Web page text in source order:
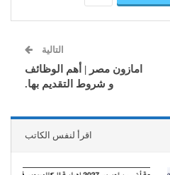
التالية
امازون مصر | أهم الوظائف
و شروط التقديم بها.
اقرأ لنفس الكاتب